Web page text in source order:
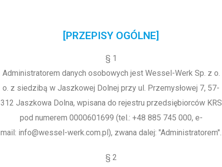
[PRZEPISY OGÓLNE]
§ 1
Administratorem danych osobowych jest Wessel-Werk Sp. z o.
o. z siedzibą w Jaszkowej Dolnej przy ul. Przemysłowej 7, 57-
312 Jaszkowa Dolna, wpisana do rejestru przedsiębiorców KRS
pod numerem 0000601699 (tel.: +48 885 745 000, e-
mail: info@wessel-werk.com.pl), zwana dalej: "Administratorem".
§ 2